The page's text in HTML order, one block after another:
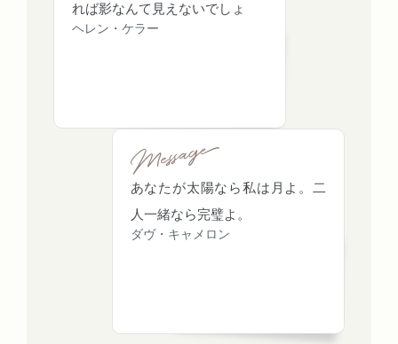
れば影なんて見えないでしょ
ヘレン・ケラー
あなたが太陽なら私は月よ。二
人一緒なら完璧よ。
ダヴ・キャメロン